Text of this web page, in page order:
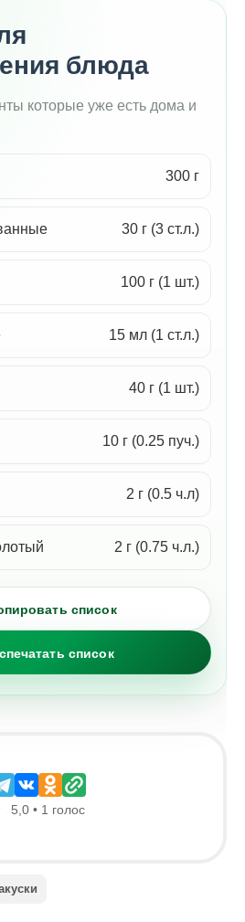
блюда
которые уже есть дома и
300 г
30 г (3 ст.л.)
100 г (1 шт.)
15 мл (1 ст.л.)
40 г (1 шт.)
10 г (0.25 пуч.)
2 г (0.5 ч.л)
2 г (0.75 ч.л.)
список
список
5,0 • 1 голос